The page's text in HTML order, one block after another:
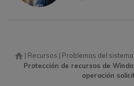
| Recursos | Problemas del
Protección de recursos de
operación